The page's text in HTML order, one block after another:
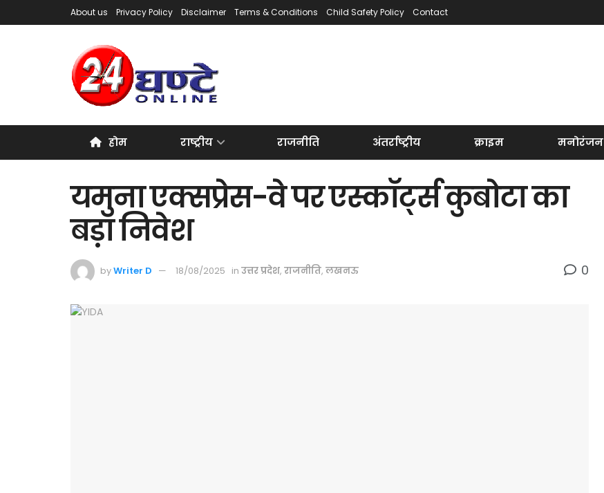
About us Privacy Policy Disclaimer Terms & Conditions Child Safety Policy Contact
होम राष्ट्रीय राजनीति अंतर्राष्ट्रीय क्राइम मनोरंजन
यमुना एक्सप्रेस-वे पर एस्कॉर्ट्स कुबोटा का
बड़ा निवेश
byWriter D 18/08/2025 in उत्तर प्रदेश, राजनीति, लखनऊ 0